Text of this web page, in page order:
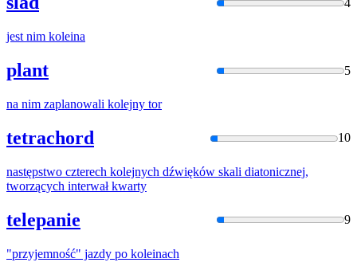
jest nim koleina
plant 5
na nim zaplanowali kolejny tor
tetrachord 10
następstwo czterech kolejnych dźwięków skali diatonicznej,
tworzących interwał kwarty
telepanie 9
"przyjemność" jazdy po koleinach